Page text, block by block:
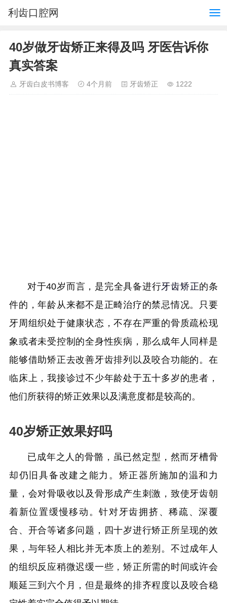
利齿口腔网
40岁做牙齿矫正来得及吗 牙医告诉你
真实答案
牙齿白皮书博客 4个月前 牙齿矫正 1222
对于40岁而言，是完全具备进行牙齿矫正的条
件的，年龄从来都不是正畸治疗的禁忌情况。只要
牙周组织处于健康状态，不存在严重的骨质疏松现
象或者未受控制的全身性疾病，那么成年人同样是
能够借助矫正去改善牙齿排列以及咬合功能的。在
临床上，我接诊过不少年龄处于五十多岁的患者，
他们所获得的矫正效果以及满意度都是较高的。
40岁矫正效果好吗
已成年之人的骨骼，虽已然定型，然而牙槽骨
却仍旧具备改建之能力。矫正器所施加的温和力
量，会对骨吸收以及骨形成产生刺激，致使牙齿朝
着新位置缓慢移动。针对牙齿拥挤、稀疏、深覆
合、开合等诸多问题，四十岁进行矫正所呈现的效
果，与年轻人相比并无本质上的差别。不过成年人
的组织反应稍微迟缓一些，矫正所需的时间或许会
顺延三到六个月，但是最终的排齐程度以及咬合稳